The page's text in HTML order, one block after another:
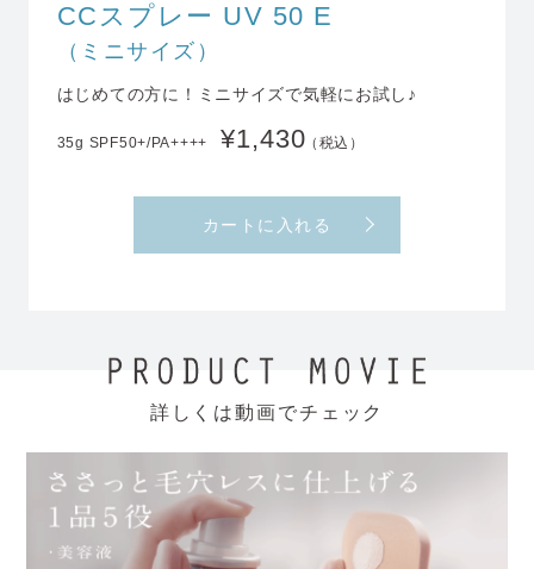
CCスプレー UV 50 E
（ミニサイズ）
はじめての方に！ ミニサイズで気軽にお試し♪
35g SPF50+/PA++++ ¥1,430（税込）
カートに入れる
詳しくは動画でチェック